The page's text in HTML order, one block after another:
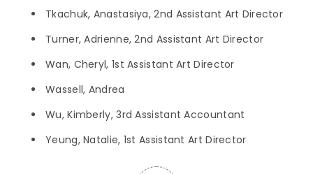
Tkachuk, Anastasiya, 2nd Assistant Art Director
Turner, Adrienne, 2nd Assistant Art Director
Wan, Cheryl, 1st Assistant Art Director
Wassell, Andrea
Wu, Kimberly, 3rd Assistant Accountant
Yeung, Natalie, 1st Assistant Art Director